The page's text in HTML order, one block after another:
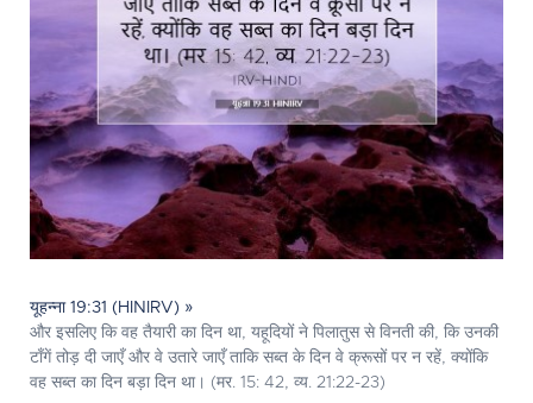
यूहन्ना 19:31 (HINIRV) »
और इसलिए कि वह तैयारी का दिन था, यहूदियों ने पिलातुस से विनती की, कि उनकी
टाँगें तोड़ दी जाएँ और वे उतारे जाएँ ताकि सब्त के दिन वे क्रूसों पर न रहें, क्योंकि
वह सब्त का दिन बड़ा दिन था। (मर. 15: 42, व्य. 21:22-23)